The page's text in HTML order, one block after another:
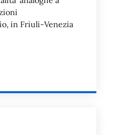
in Friuli-Venezia